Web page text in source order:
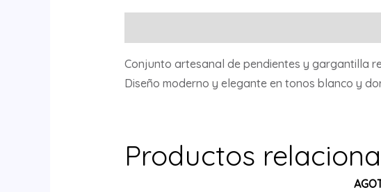
Conjunto artesanal de pendientes y gargantilla
Diseño moderno y elegante en tonos blanco y
Productos